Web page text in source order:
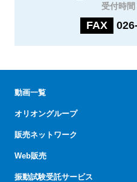
受付時
FAX
動画一覧
オリオングループ
販売ネットワーク
Web販売
振動試験受託サービス